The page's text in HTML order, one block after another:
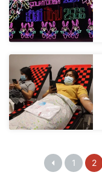
1 2